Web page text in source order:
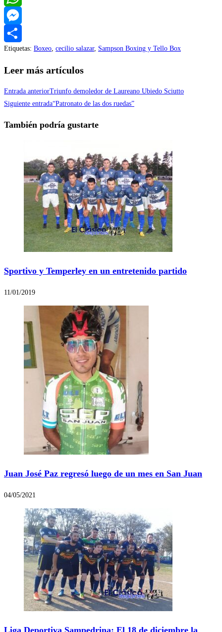
WhatsApp
Messenger
Compartir
Etiquetas: Boxeo, cecilio salazar, Sampson Boxing y Tello Box
Leer más artículos
Entrada anteriorTriunfo demoledor de Laureano Ubiedo Sciutto
Siguiente entrada“Patronato de las dos ruedas”
También podría gustarte
Sportivo y Temperley en un entretenido partido
11/01/2019
Juan José Paz regresó luego de un mes en San Juan
04/05/2021